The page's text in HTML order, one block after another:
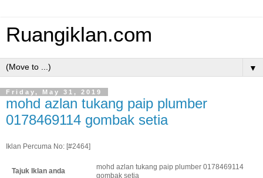
Ruangiklan.com
▼
Friday, May 31, 2019
mohd azlan tukang paip plumber
0178469114 gombak setia
Iklan Percuma No: [#2464]
Tajuk Iklan anda
mohd azlan tukang paip plumber 0178469114
gombak setia